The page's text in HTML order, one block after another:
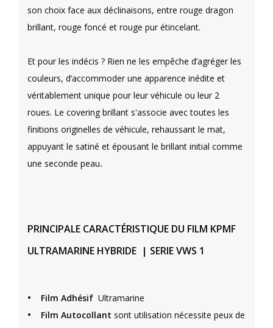
son choix face aux déclinaisons, entre rouge dragon
brillant, rouge foncé et rouge pur étincelant.
Et pour les indécis ? Rien ne les empêche d’agréger les
couleurs, d’accommoder une apparence inédite et
véritablement unique pour leur véhicule ou leur 2
roues. Le covering brillant s'associe avec toutes les
finitions originelles de véhicule, rehaussant le mat,
appuyant le satiné et épousant le brillant initial comme
une seconde peau.
PRINCIPALE CARACTÉRISTIQUE DU FILM KPMF
ULTRAMARINE HYBRIDE | SERIE VWS 1
• Film Adhésif Ultramarine
• Film Autocollant sont utilisation nécessite peux de